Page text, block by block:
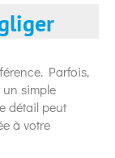
Parfois,
simple
détail peut
à votre